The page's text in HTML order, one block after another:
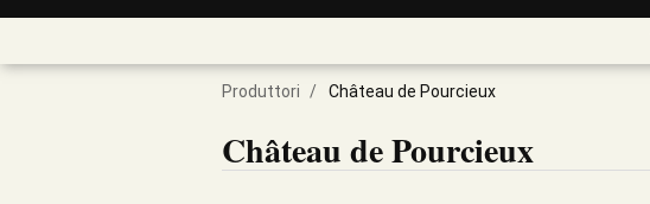
Produttori / Château de Pourcieux
Château de Pourcieux